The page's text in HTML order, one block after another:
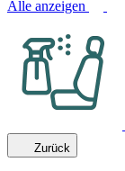
Alle anzeigen
Zurück